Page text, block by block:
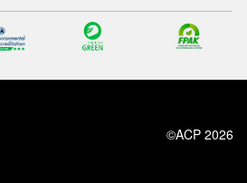
©ACP 2026